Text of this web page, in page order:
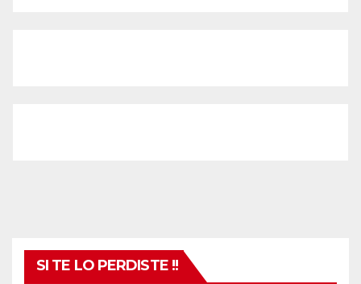
SI TE LO PERDISTE !!